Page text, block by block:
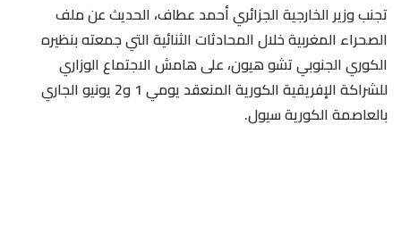
تجنب وزير الخارجية الجزائري أحمد عطاف، الحديث عن ملف
الصحراء المغربية خلال المحادثات الثنائية التي جمعته بنظيره
الكوري الجنوبي تشو هيون، على هامش الاجتماع الوزاري
للشراكة الإفريقية الكورية المنعقد يومي 1 و2 يونيو الجاري
بالعاصمة الكورية سيول.